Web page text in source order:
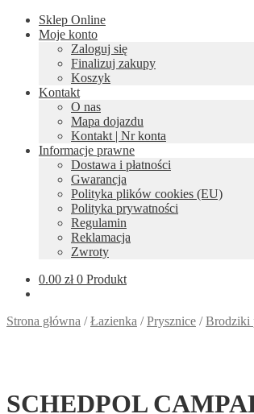
Sklep Online
Moje konto
Zaloguj się
Finalizuj zakupy
Koszyk
Kontakt
O nas
Mapa dojazdu
Kontakt | Nr konta
Informacje prawne
Dostawa i płatności
Gwarancja
Polityka plików cookies (EU)
Polityka prywatności
Regulamin
Reklamacja
Zwroty
0.00 zł 0 Produkt
Strona główna /Łazienka /Prysznice /Brodziki
SCHEDPOL